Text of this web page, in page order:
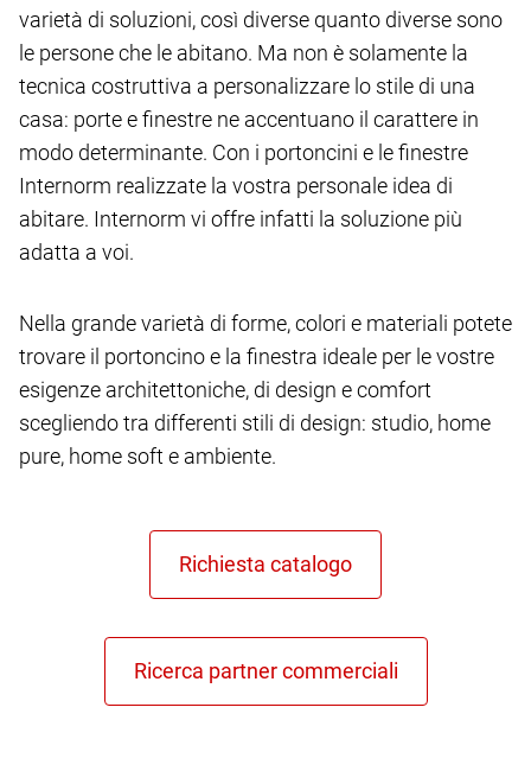
varietà di soluzioni, così diverse quanto diverse sono
le persone che le abitano. Ma non è solamente la
tecnica costruttiva a personalizzare lo stile di una
casa: porte e finestre ne accentuano il carattere in
modo determinante. Con i portoncini e le finestre
Internorm realizzate la vostra personale idea di
abitare. Internorm vi offre infatti la soluzione più
adatta a voi.
Nella grande varietà di forme, colori e materiali potete
trovare il portoncino e la finestra ideale per le vostre
esigenze architettoniche, di design e comfort
scegliendo tra differenti stili di design: studio, home
pure, home soft e ambiente.